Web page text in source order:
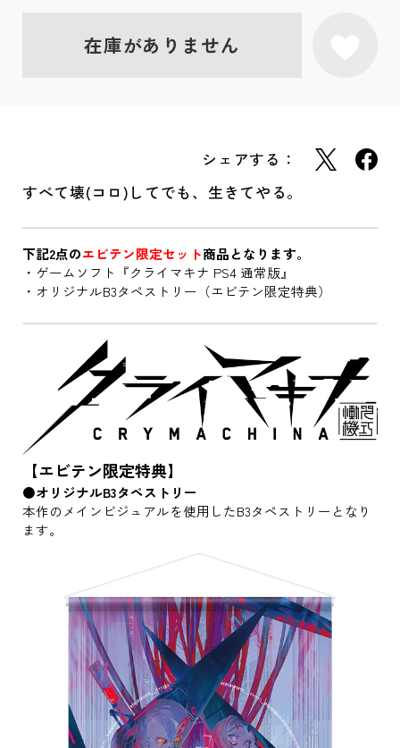
在庫がありません
シェアする：
すべて壊(コロ)してでも、生きてやる。
下記2点のエビテン限定セット商品となります。
・ゲームソフト『クライマキナ PS4 通常版』
・オリジナルB3タペストリー（エビテン限定特典）
【エビテン限定特典】
●オリジナルB3タペストリー
本作のメインビジュアルを使用したB3タペストリーとなり
ます。